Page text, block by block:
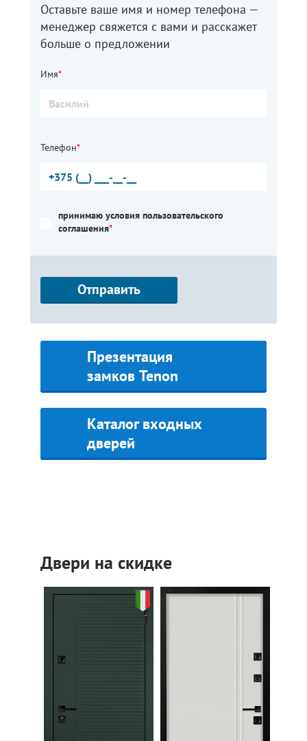
Оставьте ваше имя и номер телефона —
менеджер свяжется с вами и расскажет
больше о предложении
Имя*
Телефон*
принимаю условия пользовательского
соглашения*
Отправить
Презентация
замков Tenon
Каталог входных
дверей
Двери на скидке